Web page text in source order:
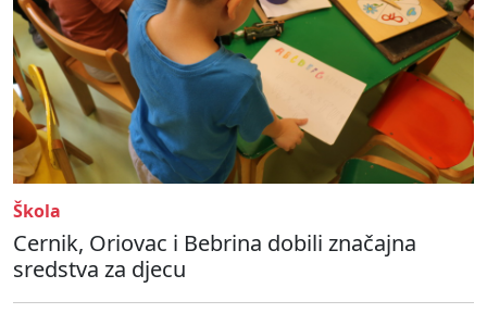
Škola
Cernik, Oriovac i Bebrina dobili značajna
sredstva za djecu